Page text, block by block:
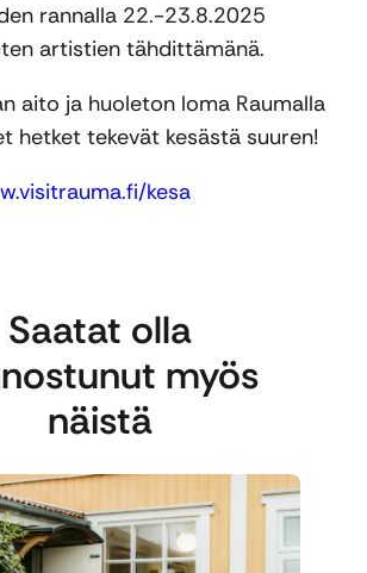
rannalla 22.-23.8.2025
artistien tähdittämänä.
aito ja huoleton loma Raumalla
hetket tekevät kesästä suuren!
kesa
Saatat olla
myös
näistä